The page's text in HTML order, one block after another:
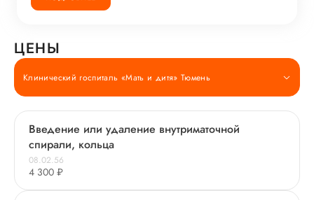
ЦЕНЫ
Клинический госпиталь «Мать и дитя» Тюмень
Введение или удаление внутриматочной
спирали, кольца
08.02.56
4 300 ₽